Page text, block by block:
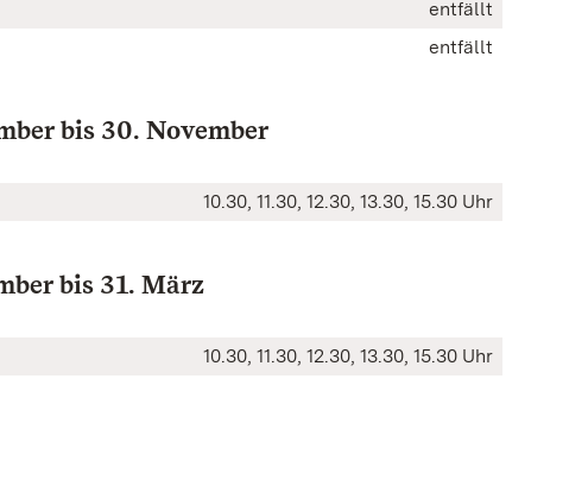
entfällt
entfällt
bis 30. November
10.30, 11.30, 12.30, 13.30, 15.30 Uhr
bis 31. März
10.30, 11.30, 12.30, 13.30, 15.30 Uhr